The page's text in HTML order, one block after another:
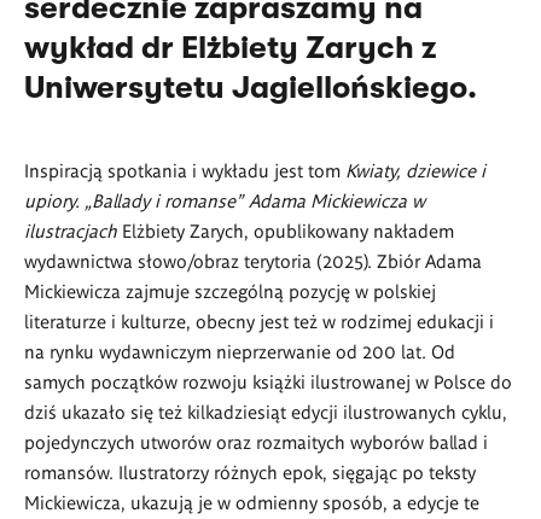
serdecznie zapraszamy na
wykład dr Elżbiety Zarych z
Uniwersytetu Jagiellońskiego.
Inspiracją spotkania i wykładu jest tom Kwiaty, dziewice i
upiory. „Ballady i romanse" Adama Mickiewicza w
ilustracjach Elżbiety Zarych, opublikowany nakładem
wydawnictwa słowo/obraz terytoria (2025). Zbiór Adama
Mickiewicza zajmuje szczególną pozycję w polskiej
literaturze i kulturze, obecny jest też w rodzimej edukacji i
na rynku wydawniczym nieprzerwanie od 200 lat. Od
samych początków rozwoju książki ilustrowanej w Polsce do
dziś ukazało się też kilkadziesiąt edycji ilustrowanych cyklu,
pojedynczych utworów oraz rozmaitych wyborów ballad i
romansów. Ilustratorzy różnych epok, sięgając po teksty
Mickiewicza, ukazują je w odmienny sposób, a edycje te